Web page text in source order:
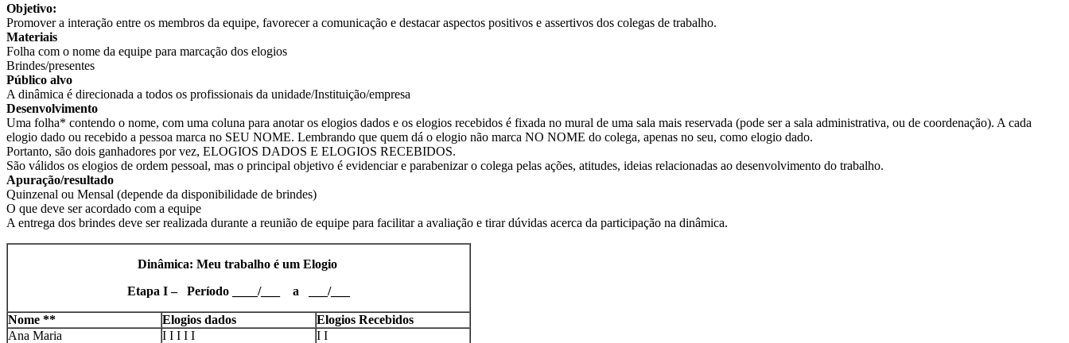
Objetivo:
Promover a interação entre os membros da equipe, favorecer a comunicação e destacar aspectos positivos e assertivos dos colegas de trabalho.
Materiais
Folha com o nome da equipe para marcação dos elogios
Brindes/presentes
Público alvo
A dinâmica é direcionada a todos os profissionais da unidade/Instituição/empresa
Desenvolvimento
Uma folha* contendo o nome, com uma coluna para anotar os elogios dados e os elogios recebidos é fixada no mural de uma sala mais reservada (pode ser a sala administrativa, ou de coordenação). A cada
elogio dado ou recebido a pessoa marca no SEU NOME. Lembrando que quem dá o elogio não marca NO NOME do colega, apenas no seu, como elogio dado.
Portanto, são dois ganhadores por vez, ELOGIOS DADOS E ELOGIOS RECEBIDOS.
São válidos os elogios de ordem pessoal, mas o principal objetivo é evidenciar e parabenizar o colega pelas ações, atitudes, ideias relacionadas ao desenvolvimento do trabalho.
Apuração/resultado
Quinzenal ou Mensal (depende da disponibilidade de brindes)
O que deve ser acordado com a equipe
A entrega dos brindes deve ser realizada durante a reunião de equipe para facilitar a avaliação e tirar dúvidas acerca da participação na dinâmica.
Dinâmica: Meu trabalho é um Elogio
Etapa I – Período ____/___ a ___/___
Nome ** Elogios dados
Elogios Recebidos
Ana Maria
I I I I I
I I